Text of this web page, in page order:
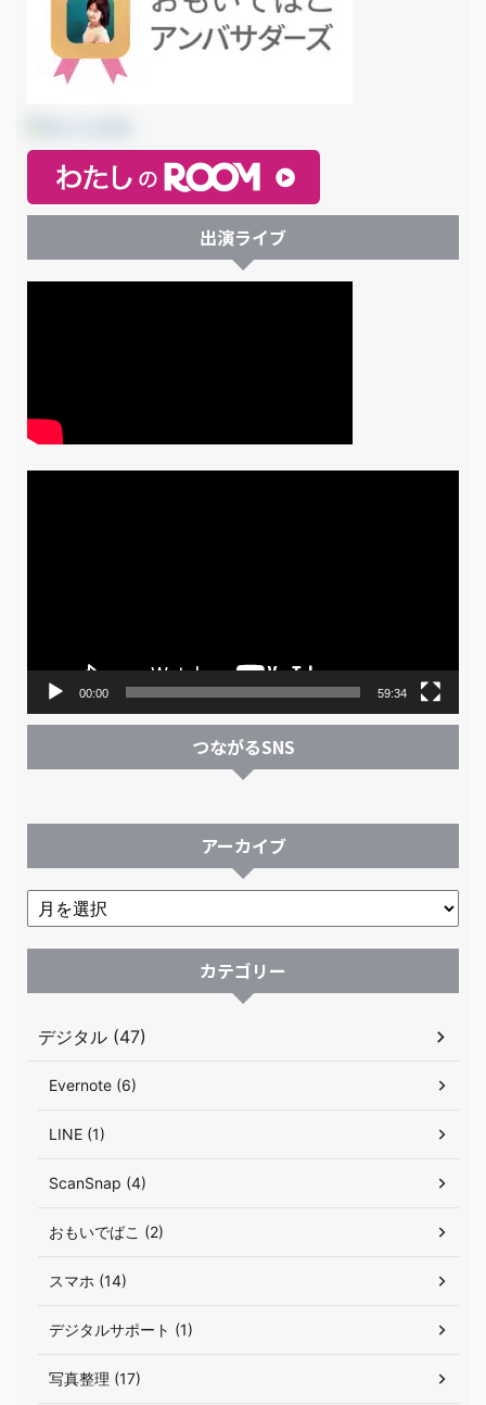
出演ライブ
00:00 59:34
つながるSNS
アーカイブ
カテゴリー
デジタル (47)
Evernote (6)
LINE (1)
ScanSnap (4)
おもいでばこ (2)
スマホ (14)
デジタルサポート (1)
写真整理 (17)